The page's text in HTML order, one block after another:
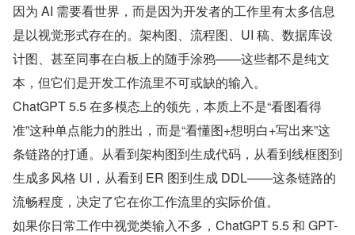
因为 AI 需要看世界，而是因为开发者的工作里有太多信息
是以视觉形式存在的。架构图、流程图、UI 稿、数据库设
计图、甚至同事在白板上的随手涂鸦——这些都不是纯文
本，但它们是开发工作流里不可或缺的输入。
ChatGPT 5.5 在多模态上的领先，本质上不是“看图看得
准”这种单点能力的胜出，而是“看懂图+想明白+写出来”这
条链路的打通。从看到架构图到生成代码，从看到线框图到
生成多风格 UI，从看到 ER 图到生成 DDL——这条链路的
流畅程度，决定了它在你工作流里的实际价值。
如果你日常工作中视觉类输入不多，ChatGPT 5.5 和 GPT-